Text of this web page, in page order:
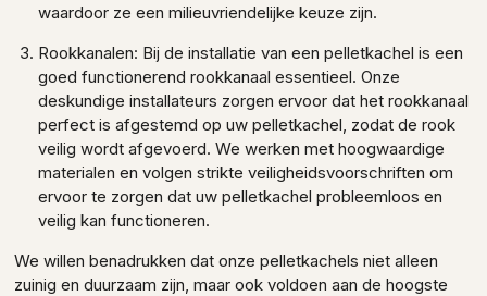
waardoor ze een milieuvriendelijke keuze zijn.
Rookkanalen: Bij de installatie van een pelletkachel is een
goed functionerend rookkanaal essentieel. Onze
deskundige installateurs zorgen ervoor dat het rookkanaal
perfect is afgestemd op uw pelletkachel, zodat de rook
veilig wordt afgevoerd. We werken met hoogwaardige
materialen en volgen strikte veiligheidsvoorschriften om
ervoor te zorgen dat uw pelletkachel probleemloos en
veilig kan functioneren.
We willen benadrukken dat onze pelletkachels niet alleen
zuinig en duurzaam zijn, maar ook voldoen aan de hoogste